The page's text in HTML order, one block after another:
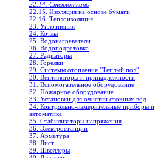
22.14. Стеклоткань
22.15. Изоляция на основе бумаги
22.16. Теплоизоляция
23. Уплотнения
24. Котлы
25. Водонагреватели
26. Водоподготовка
27. Радиаторы
28. Горелки
29. Системы отопления "Теплый пол"
30. Вентиляторы и принадлежности
31. Вспомогательное оборудование
32. Пожарное оборудование
33. Установки для очистки сточных вод
34. Контрольно-измерительные приборы и
автоматика
35. Стабилизаторы напряжения
36. Электростанции
37. Арматура
38. Лист
39. Швеллеры